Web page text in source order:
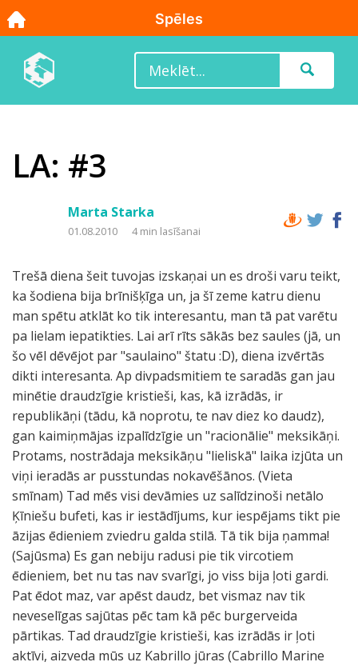
LA: #3
Marta Starka
01.08.2010 4 min lasīšanai
Trešā diena šeit tuvojas izskaņai un es droši varu teikt,
ka šodiena bija brīnišķīga un, ja šī zeme katru dienu
man spētu atklāt ko tik interesantu, man tā pat varētu
pa lielam iepatikties. Lai arī rīts sākās bez saules (jā, un
šo vēl dēvējot par "saulaino" štatu :D), diena izvērtās
dikti interesanta. Ap divpadsmitiem te saradās gan jau
minētie draudzīgie kristieši, kas, kā izrādās, ir
republikāņi (tādu, kā noprotu, te nav diez ko daudz),
gan kaimiņmājas izpalīdzīgie un "racionālie" meksikāņi.
Protams, nostrādaja meksikāņu "lieliskā" laika izjūta un
viņi ieradās ar pusstundas nokavēšānos. (Vieta
smīnam) Tad mēs visi devāmies uz salīdzinoši netālo
Ķīniešu bufeti, kas ir iestādījums, kur iespējams tikt pie
āzijas ēdieniem zviedru galda stilā. Tā tik bija ņamma!
(Sajūsma) Es gan nebiju radusi pie tik vircotiem
ēdieniem, bet nu tas nav svarīgi, jo viss bija ļoti gardi.
Pat ēdot maz, var apēst daudz, bet vismaz nav tik
neveselīgas sajūtas pēc tam kā pēc burgerveida
pārtikas. Tad draudzīgie kristieši, kas izrādās ir ļoti
aktīvi, aizveda mūs uz Kabrillo jūras (Cabrillo Marine